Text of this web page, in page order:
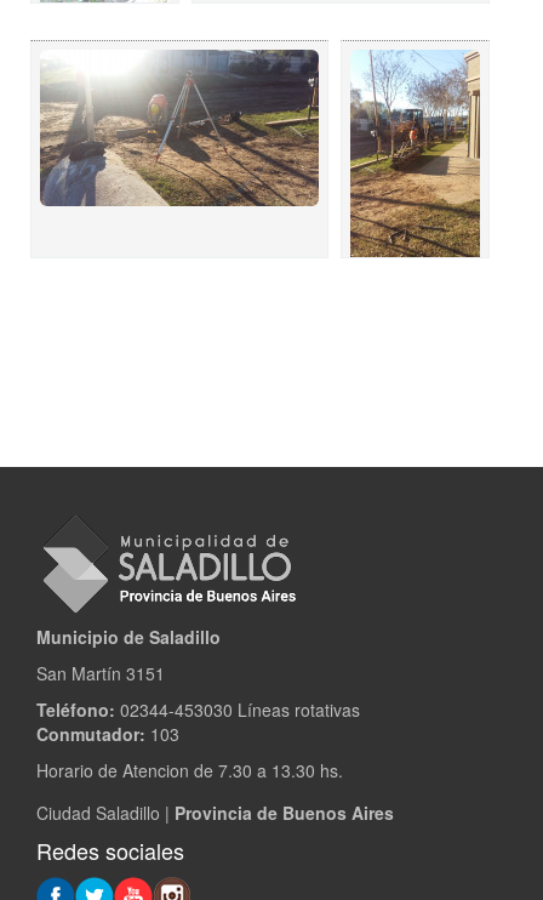
Municipio de Saladillo
San Martín 3151
Teléfono: 02344-453030 Líneas rotativas
Conmutador: 103
Horario de Atencion de 7.30 a 13.30 hs.
Ciudad Saladillo | Provincia de Buenos Aires
Redes sociales